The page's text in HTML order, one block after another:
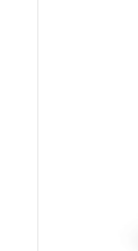
Nossa
elaborados